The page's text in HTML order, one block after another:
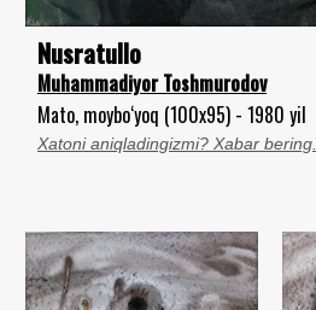
Nusratullo
Muhammadiyor Toshmurodov
Mato, moybo‘yoq (100x95) - 1980 yil
Xatoni aniqladingizmi? Xabar bering.